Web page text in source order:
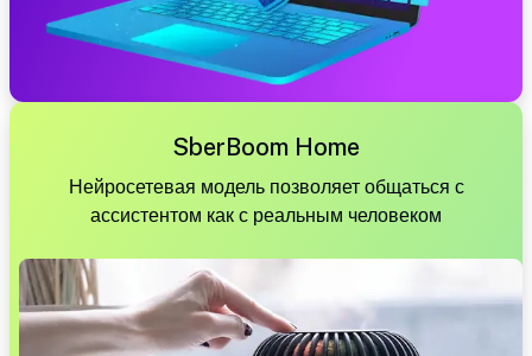
SberBoom Home
Нейросетевая модель позволяет общаться с
ассистентом как с реальным человеком